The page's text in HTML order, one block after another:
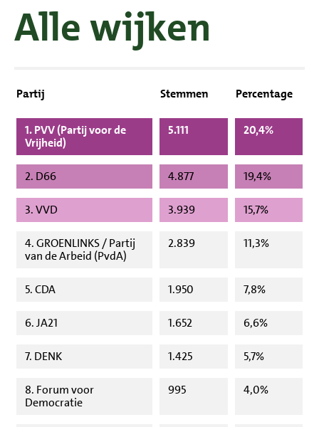
Alle wijken
Partij Stemmen Percentage
1. PVV (Partij voor de
Vrijheid)
5.111 20,4%
2. D66 4.877 19,4%
3. VVD 3.939 15,7%
4. GROENLINKS / Partij
van de Arbeid (PvdA)
2.839 11,3%
5. CDA 1.950 7,8%
6. JA21 1.652 6,6%
7. DENK 1.425 5,7%
8. Forum voor
Democratie
995 4,0%